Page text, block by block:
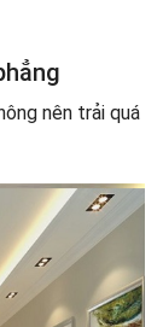
nên trải quá